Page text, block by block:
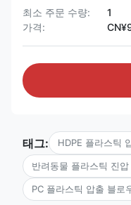
최소 주문 수량:
1
가격:
태그: HDPE 플라스틱
반려동물 플라스틱 진
PC 플라스틱 압출 블로